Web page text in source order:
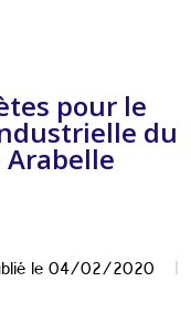
pour le
du
Arabelle
le04/02/2020